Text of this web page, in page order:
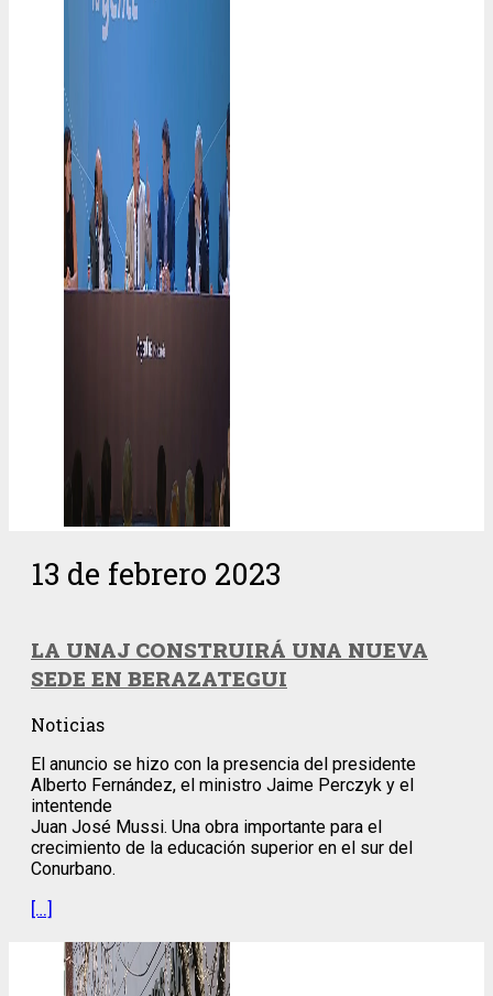
13 de febrero 2023
LA UNAJ CONSTRUIRÁ UNA NUEVA
SEDE EN BERAZATEGUI
Noticias
El anuncio se hizo con la presencia del presidente
Alberto Fernández, el ministro Jaime Perczyk y el
intentende
Juan José Mussi. Una obra importante para el
crecimiento de la educación superior en el sur del
Conurbano.
[…]